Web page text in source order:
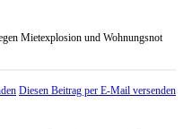
Mietexplosion und Wohnungsnot
Diesen Beitrag per E-Mail versenden